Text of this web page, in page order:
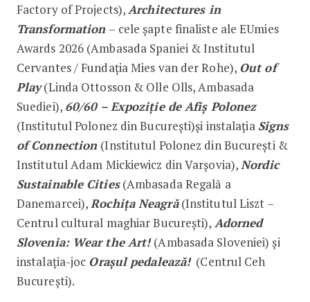
Factory of Projects),Architectures in
Transformation – cele șapte finaliste ale EUmies
Awards 2026 (Ambasada Spaniei & Institutul
Cervantes / Fundația Mies van der Rohe), Out of
Play(Linda Ottosson & Olle Olls, Ambasada
Suediei), 60/60 – Expoziție de Afiș Polonez
(Institutul Polonez din București)și instalația Signs
of Connection (Institutul Polonez din București &
Institutul Adam Mickiewicz din Varșovia),Nordic
Sustainable Cities(Ambasada Regală a
Danemarcei),Rochița Neagră(Institutul Liszt –
Centrul cultural maghiar București), Adorned
Slovenia: Wear the Art!(Ambasada Sloveniei) și
instalația-joc Orașul pedalează!(Centrul Ceh
București).